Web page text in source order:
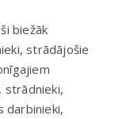
biežāk
strādājošie
strādnieki,
darbinieki,